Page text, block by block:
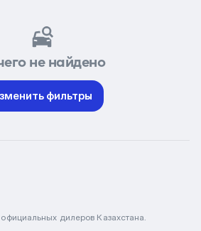
не найдено
фильтры
дилеров Казахстана.